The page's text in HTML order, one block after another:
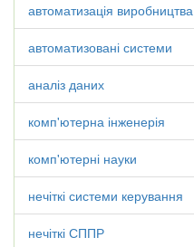
автоматизація виробництва
автоматизовані системи
аналіз даних
комп'ютерна інженерія
комп'ютерні науки
нечіткі системи керування
нечіткі СППР